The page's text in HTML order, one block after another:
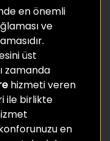
en önemli
ve
üst
zamanda
hizmeti veren
ile birlikte
en